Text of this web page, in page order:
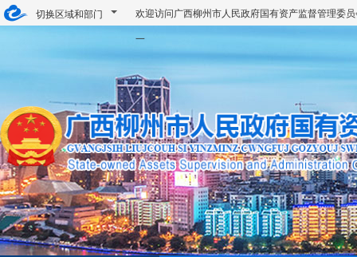
切换区域和部门
欢迎访问广西柳州市人民政府国有资产监督管理委
一